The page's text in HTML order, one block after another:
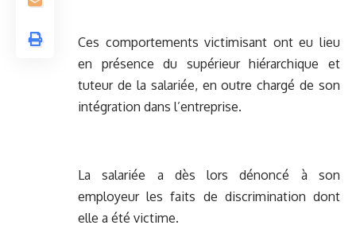
Ces comportements victimisant ont eu lieu
en présence du supérieur hiérarchique et
tuteur de la salariée, en outre chargé de son
intégration dans l’entreprise.
La salariée a dès lors dénoncé à son
employeur les faits de discrimination dont
elle a été victime.